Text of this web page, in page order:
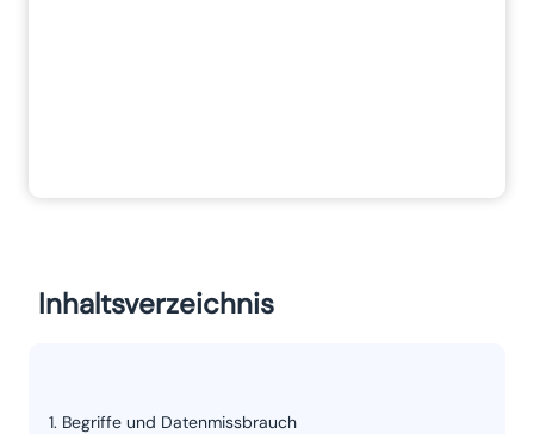
Inhaltsverzeichnis
Begriffe und Datenmissbrauch